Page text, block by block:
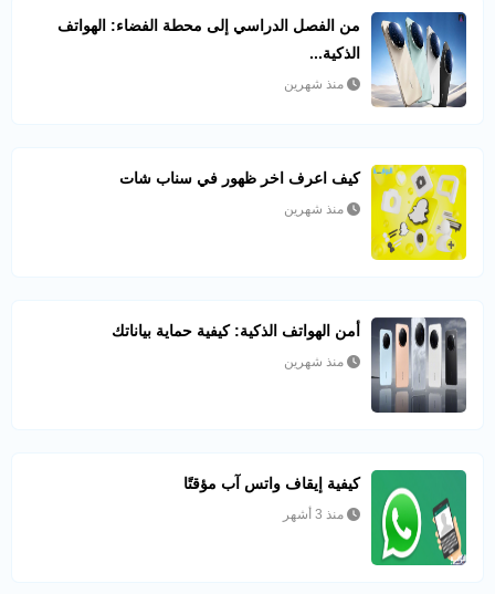
من الفصل الدراسي إلى محطة الفضاء: الهواتف
الذكية...
منذ شهرين
كيف اعرف اخر ظهور في سناب شات​
منذ شهرين
أمن الهواتف الذكية: كيفية حماية بياناتك
منذ شهرين
كيفية إيقاف واتس آب مؤقتًا
منذ 3 أشهر